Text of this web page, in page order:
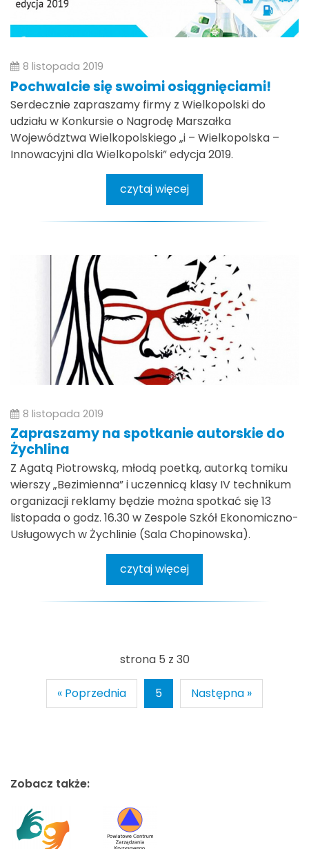
8 listopada 2019
Pochwalcie się swoimi osiągnięciami!
Serdecznie zapraszamy firmy z Wielkopolski do
udziału w Konkursie o Nagrodę Marszałka
Województwa Wielkopolskiego „i – Wielkopolska –
Innowacyjni dla Wielkopolski” edycja 2019.
czytaj więcej
8 listopada 2019
Zapraszamy na spotkanie autorskie do
Żychlina
Z Agatą Piotrowską, młodą poetką, autorką tomiku
wierszy „Bezimienna” i uczennicą klasy IV technikum
organizacji reklamy będzie można spotkać się 13
listopada o godz. 16.30 w Zespole Szkół Ekonomiczno-
Usługowych w Żychlinie (Sala Chopinowska).
czytaj więcej
strona 5 z 30
« Poprzednia 5 Następna »
Zobacz także: